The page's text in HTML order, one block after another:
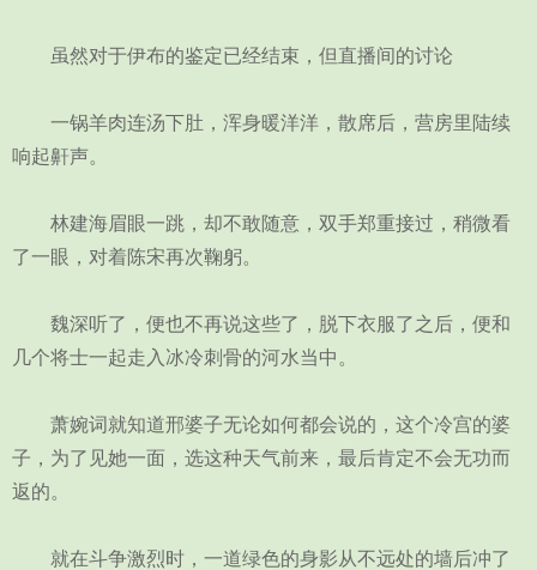
虽然对于伊布的鉴定已经结束，但直播间的讨论
一锅羊肉连汤下肚，浑身暖洋洋，散席后，营房里陆续
响起鼾声。
林建海眉眼一跳，却不敢随意，双手郑重接过，稍微看
了一眼，对着陈宋再次鞠躬。
魏深听了，便也不再说这些了，脱下衣服了之后，便和
几个将士一起走入冰冷刺骨的河水当中。
萧婉词就知道邢婆子无论如何都会说的，这个冷宫的婆
子，为了见她一面，选这种天气前来，最后肯定不会无功而
返的。
就在斗争激烈时，一道绿色的身影从不远处的墙后冲了